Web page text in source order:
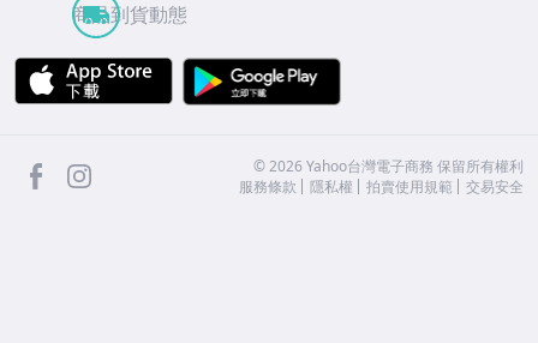
商品到貨動態
APP Store
facebook ©2026 Yahoo台灣電子商務 保留所有權利
服務條款
隱私權 拍賣使用規範 交易安全